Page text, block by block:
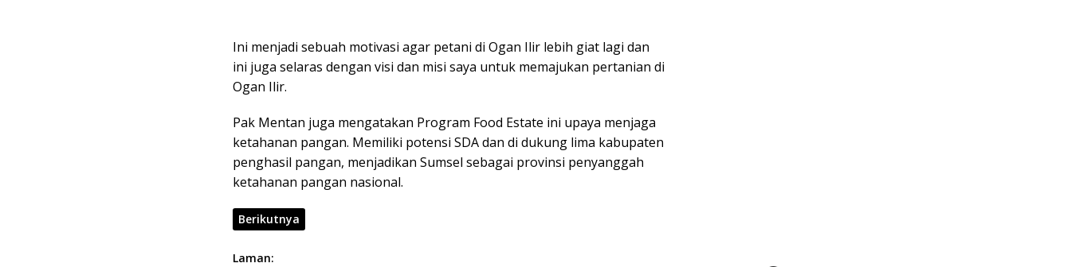
Ini menjadi sebuah motivasi agar petani di Ogan Ilir lebih giat lagi dan
ini juga selaras dengan visi dan misi saya untuk memajukan pertanian di
Ogan Ilir.
Pak Mentan juga mengatakan Program Food Estate ini upaya menjaga
ketahanan pangan. Memiliki potensi SDA dan di dukung lima kabupaten
penghasil pangan, menjadikan Sumsel sebagai provinsi penyanggah
ketahanan pangan nasional.
Berikutnya
Laman: